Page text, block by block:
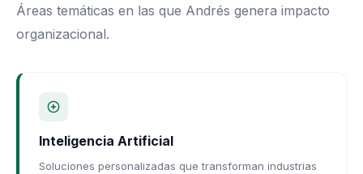
Áreas temáticas en las que Andrés genera impacto
organizacional.
Inteligencia Artificial
Soluciones personalizadas que transforman industrias